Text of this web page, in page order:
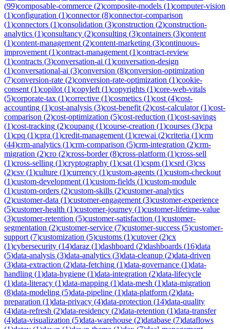
(99)composable-commerce (2)composite-models (1)computer-vision
(1)configuration (1)connector(8)connector-comparison
(1)connectors (1)consolidation (3)construction (2)construction-
analytics (1)consultancy (2)consulting (3)containers (3)content
(1)content-management (2)content-marketing (3)continuous-
improvement (1)contract-management (1)contract-review
(1)contracts (3)conversation-ai (1)conversation-design
(1)conversational-ai (3)conversion (8)conversion-optimization
(7)conversion-rate (2)conversion-rate-optimization (1)cookie-
consent (1)copilot (1)copyleft (1)copyrights (1)core-web-vitals
(5)corporate-tax (1)corrective (1)cosmetics (1)cost (4)cost-
accounting (1)cost-analysis (3)cost-benefit (2)cost-calculator(1)cost-
comparison (2)cost-optimization (5)cost-reduction (1)cost-savings
(1)cost-tracking (2)coupang (1)course-creation (1)courses (3)cpa
(1)cpq (1)cpra (1)credit-management (1)crewai (2)criteria (1)crm
(44)crm-analytics (1)crm-comparison (5)crm-integration (2)crm-
migration (2)cro (2)cross-border(8)cross-platform (1)cross-sell
(1)cross-selling (1)cryptography (1)csat (1)cspm (1)csrd (3)css
(2)csv (1)culture (1)currency (1)custom-agents (1)custom-checkout
(1)custom-development (1)custom-fields (1)custom-module
(1)custom-orders (2)custom-skills (2)customer-analytics
(2)customer-data (1)customer-engagement (3)customer-experience
(5)customer-health (1)customer-journey (1)customer-lifetime-value
(3)customer-retention (5)customer-satisfaction (1)customer-
segmentation (2)customer-service (7)customer-success (5)customer-
support (7)customization (5)customs (1)cutover(2)cx
(1)cybersecurity (14)daraz (1)dashboard (2)dashboards (16)data
(5)data-analysis (3)data-analytics (3)data-cleanup (2)data-driven
(3)data-extraction (2)data-fetching (1)data-governance (1)data-
handling (1)data-hygiene (1)data-integration (2)data-lifecycle
(1)data-literacy (1)data-mapping (1)data-mesh (1)data-migration
(8)data-modeling (5)data-pipeline (1)data-platform (2)data-
preparation (1)data-privacy (4)data-protection (14)data-quality
(4)data-refresh (2)data-residency (2)data-retention (1)data-transfer
(4)data-visualization (5)data-warehouse (2)database (7)dataflows